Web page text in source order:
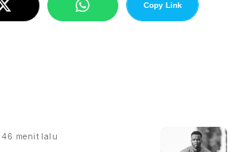
Copy Link
46 menit lalu